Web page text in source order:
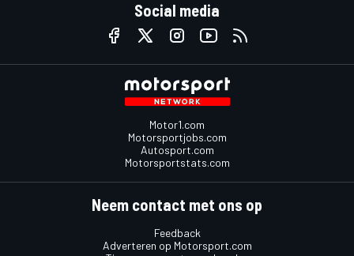
Social media
Motor1.com
Motorsportjobs.com
Autosport.com
Motorsportstats.com
Neem contact met ons op
Feedback
Adverteren op Motorsport.com